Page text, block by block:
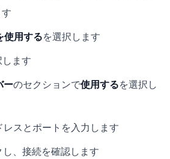
使用するを選択します
します
ーのセクションで使用するを選択し
レスとポートを入力します
し、接続を確認します